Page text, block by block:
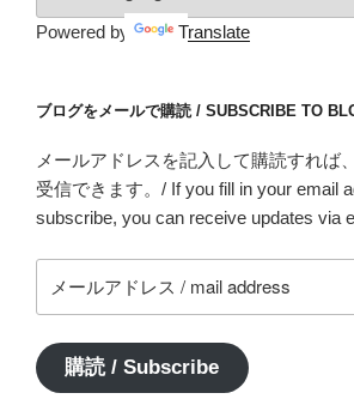
Powered by Translate
ブログをメールで購読 / SUBSCRIBE TO
メールアドレスを記入して購読すれば
受信できます。/ If you fill in your email
subscribe, you can receive updates via
ー
ア
ド
購読 / Subscribe